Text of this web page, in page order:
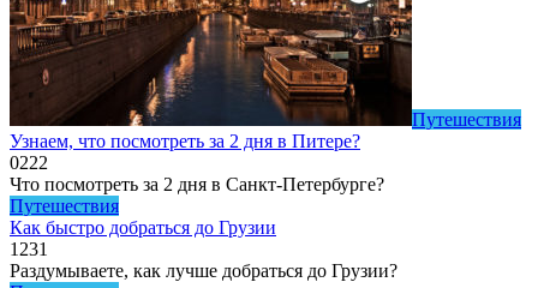
Путешествия
Узнаем, что посмотреть за 2 дня в Питере?
0222
Что посмотреть за 2 дня в Санкт-Петербурге?
Путешествия
Как быстро добраться до Грузии
1 231
Раздумываете, как лучше добраться до Грузии?